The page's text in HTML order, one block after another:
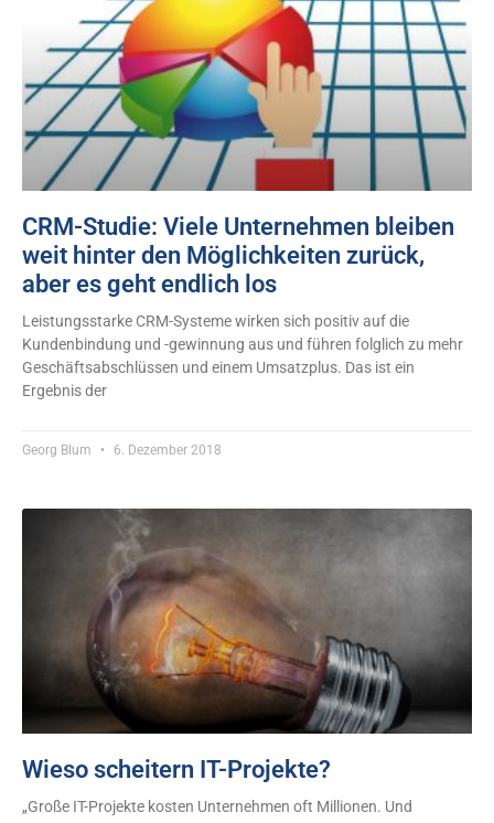
CRM-Studie: Viele Unternehmen bleiben
weit hinter den Möglichkeiten zurück,
aber es geht endlich los
Leistungsstarke CRM-Systeme wirken sich positiv auf die
Kundenbindung und -gewinnung aus und führen folglich zu mehr
Geschäftsabschlüssen und einem Umsatzplus. Das ist ein
Ergebnis der
Georg Blum 6. Dezember 2018
Wieso scheitern IT-Projekte?
„Große IT-Projekte kosten Unternehmen oft Millionen. Und